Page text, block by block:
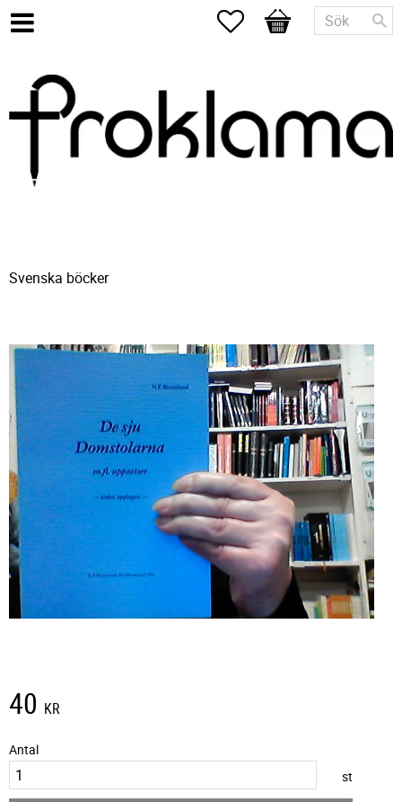
Favoriter
Kundvagn
Svenska böcker
40 KR
Antal
st